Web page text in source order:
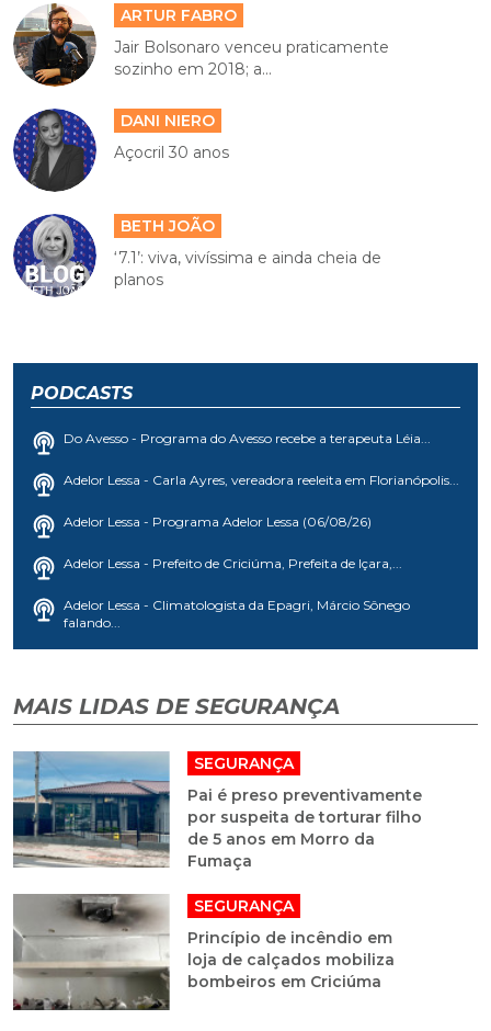
ARTUR FABRO
Jair Bolsonaro venceu praticamente
sozinho em 2018; a...
DANI NIERO
Açocril 30 anos
BETH JOÃO
‘7.1’: viva, vivíssima e ainda cheia de
planos
PODCASTS
Do Avesso - Programa do Avesso recebe a terapeuta Léia...
Adelor Lessa - Carla Ayres, vereadora reeleita em Florianópolis...
Adelor Lessa - Programa Adelor Lessa (06/08/26)
Adelor Lessa - Prefeito de Criciúma, Prefeita de Içara,...
Adelor Lessa - Climatologista da Epagri, Márcio Sônego
falando...
MAIS LIDAS DE SEGURANÇA
SEGURANÇA
Pai é preso preventivamente
por suspeita de torturar filho
de 5 anos em Morro da
Fumaça
SEGURANÇA
Princípio de incêndio em
loja de calçados mobiliza
bombeiros em Criciúma